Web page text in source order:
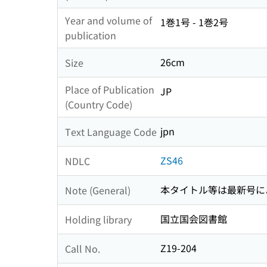
Year and volume of
publication
1巻1号 - 1巻2号
Size
26cm
Place of Publication
(Country Code)
JP
Text Language Code jpn
NDLC ZS46
Note (General) 本タイトル等は最新号
Holding library 国立国会図書館
Call No. Z19-204